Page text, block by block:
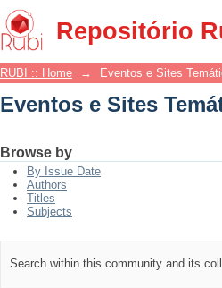
Repositório
Eventos e Sites
RUBI :: Home → Eventos e Sites
Eventos e Sites
Browse by
By Issue Date
Authors
Titles
Subjects
Search within this community and its